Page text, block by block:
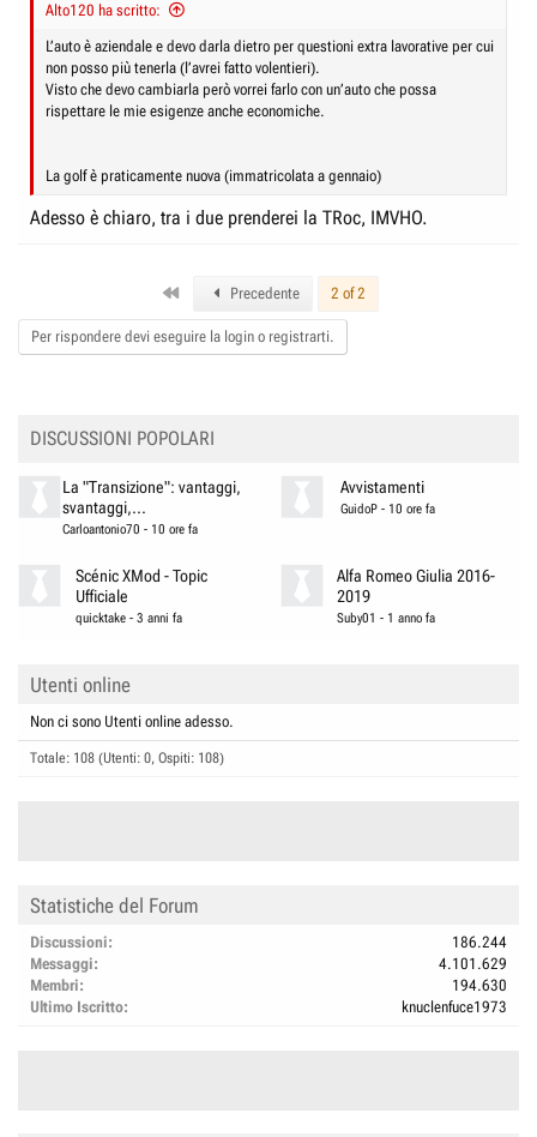
Alto120 ha scritto:
L’auto è aziendale e devo darla dietro per questioni extra lavorative per cui
non posso più tenerla (l’avrei fatto volentieri).
Visto che devo cambiarla però vorrei farlo con un’auto che possa
rispettare le mie esigenze anche economiche.
La golf è praticamente nuova (immatricolata a gennaio)
Adesso è chiaro, tra i due prenderei la TRoc, IMVHO.
Precedente 2 of 2
Per rispondere devi eseguire la login o registrarti.
DISCUSSIONI POPOLARI
La "Transizione": vantaggi,
svantaggi,...
Carloantonio70 - 10 ore fa
Avvistamenti
GuidoP - 10 ore fa
Scénic XMod - Topic
Ufficiale
quicktake -3 anni fa
Alfa Romeo Giulia 2016-
2019
Suby01 - 1 anno fa
Utenti online
Non ci sono Utenti online adesso.
Totale: 108 (Utenti: 0, Ospiti: 108)
Statistiche del Forum
Discussioni
186.244
Messaggi
4.101.629
Membri
194.630
Ultimo Iscritto
knuclenfuce1973